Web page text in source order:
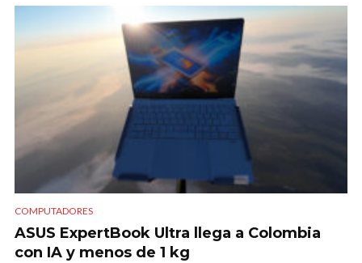
COMPUTADORES
ASUS ExpertBook Ultra llega a Colombia
con IA y menos de 1 kg